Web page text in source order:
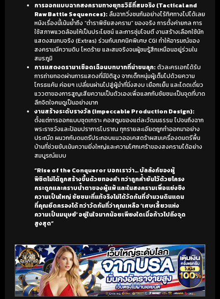
การออกแบบฉากสงครามทางยุทธวิธีที่สมจริง (Tactical and
Raw Battle Sequences):ลืมฉากวิ่งชนกันอย่างไร้ทิศทางไปได้เลย
หนังเรื่องนี้เน้นย้ำถึง “ตำราพิชัยสงคราม” ของจริง การตั้งค่ายกล การ
ใช้สภาพแวดล้อมให้เป็นประโยชน์ และการซุ่มโจมตี งานสร้างเลือกใช้นัก
แสดงสมทบจริง (Extras) ร่วมกับเทคนิคพิเศษ CGI ทำให้อารมณ์ของ
สงครามมีความดิบ โหดร้าย และสมจริงจนผู้ชมรู้สึกเหมือนอยู่ร่วมใน
สมรภูมิ
การแสดงดรามาเชือดเฉือนบทบาทที่น่าขนลุก:ตัวละครเอกได้รับ
การถ่ายทอดผ่านการแสดงที่มีมิติสูง จากเด็กหนุ่มผู้เต็มไปด้วยความ
โกรธแค้น ค่อยๆ เปลี่ยนผ่านไปสู่ผู้นำที่นิ่งสงบ เยือกเย็น และโดดเดี่ยว
แววตาของการสูญเสียความเป็นตัวเองเพื่อแลกกับชัยชนะเป็นจุดที่บาด
ลึกจิตใจคนดูเป็นอย่างมาก
งานสร้างระดับรางวัล (Impeccable Production Design):
ตั้งแต่การออกแบบชุดเกราะ คอสตูมของแต่ละวัฒนธรรม ไปจนถึงฉาก
พระราชวังและป้อมปราการโบราณ ทุกรายละเอียดถูกทำออกมาอย่าง
ประณีต ผนวกกับดนตรีประกอบแนวออเคสตร้าผสมเครื่องดนตรีพื้น
บ้านที่ช่วยขับเน้นความยิ่งใหญ่และความโศกเศร้าของสงครามได้อย่าง
สมบูรณ์แบบ
“Rise of the Conqueror บอกเราว่า… บัลลังก์ของผู้
พิชิตไม่ได้ถูกสร้างขึ้นด้วยทองคำ ทว่าถูกค้ำยันไว้ด้วยโครง
กระดูกและคราบน้ำตาของผู้แพ้ และในสงครามเพื่อแย่งชิง
ความเป็นใหญ่ ชัยชนะที่แท้จริงไม่ได้วัดกันที่จำนวนดินแดน
ที่คุณยึดครองได้ ทว่าวัดกันที่ว่าคุณเหลือ ‘เศษเสี้ยวแห่ง
ความเป็นมนุษย์’ อยู่ในใจมากน้อยเพียงใดเมื่อก้าวไปถึงจุด
สูงสุด”